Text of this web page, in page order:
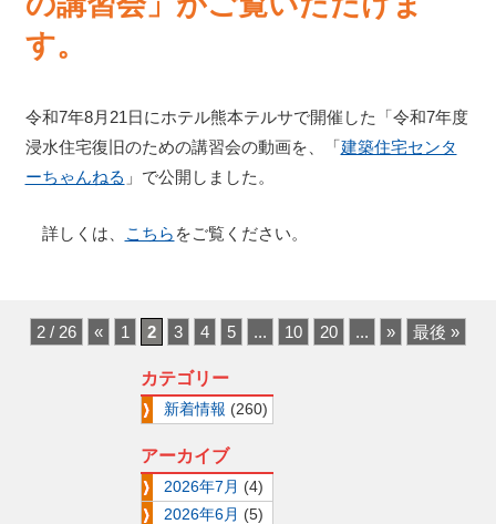
す。
令和7年8月21日にホテル熊本テルサで開催した「令和7年度
浸水住宅復旧のための講習会の動画を、「 建築住宅センタ
ーちゃんねる 」で公開しました。
詳しくは、 こちら をご覧ください。
2 / 26 « 1 2 3 4 5 ... 10 20 ... » 最後 »
カテゴリー
新着情報 (260)
アーカイブ
2026年7月 (4)
2026年6月 (5)